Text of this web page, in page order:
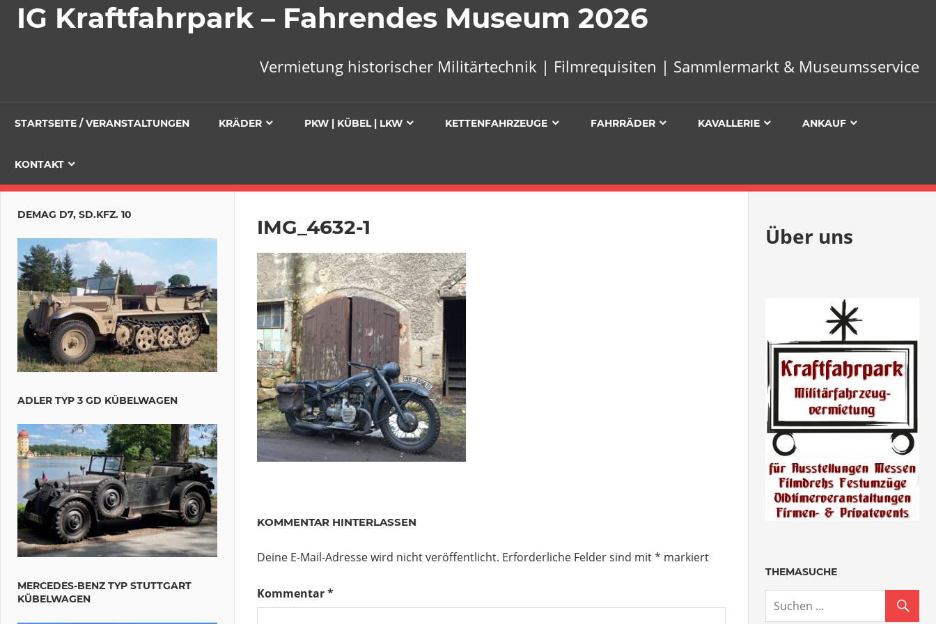
IG Kraftfahrpark – Fahrendes Museum 2026
Vermietung historischer Militärtechnik | Filmrequisiten | Sammlermarkt & Museumsservice
STARTSEITE / VERANSTALTUNGEN KRÄDER PKW | KÜBEL | LKW KETTENFAHRZEUGE FAHRRÄDER KAVALLERIE ANKAUF
KONTAKT
IMG_4632-1
KOMMENTAR HINTERLASSEN
Deine E-Mail-Adresse wird nicht veröffentlicht. Erforderliche Felder sind mit* markiert
Kommentar*
DEMAG D7, SD.KFZ. 10
ADLER TYP 3 GD KÜBELWAGEN
MERCEDES-BENZ TYP STUTTGART
KÜBELWAGEN
Über uns
THEMASUCHE